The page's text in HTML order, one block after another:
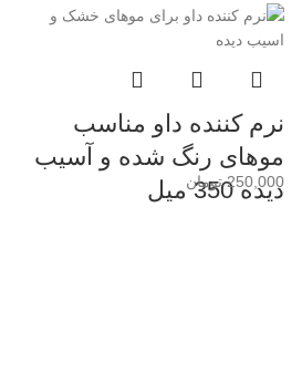
نرم کننده داو مناسب
موهای رنگ شده و آسیب
دیده 350 میل
250,000 تومان